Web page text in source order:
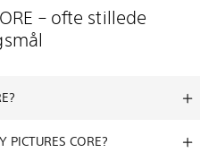
– ofte stillede
CORE?